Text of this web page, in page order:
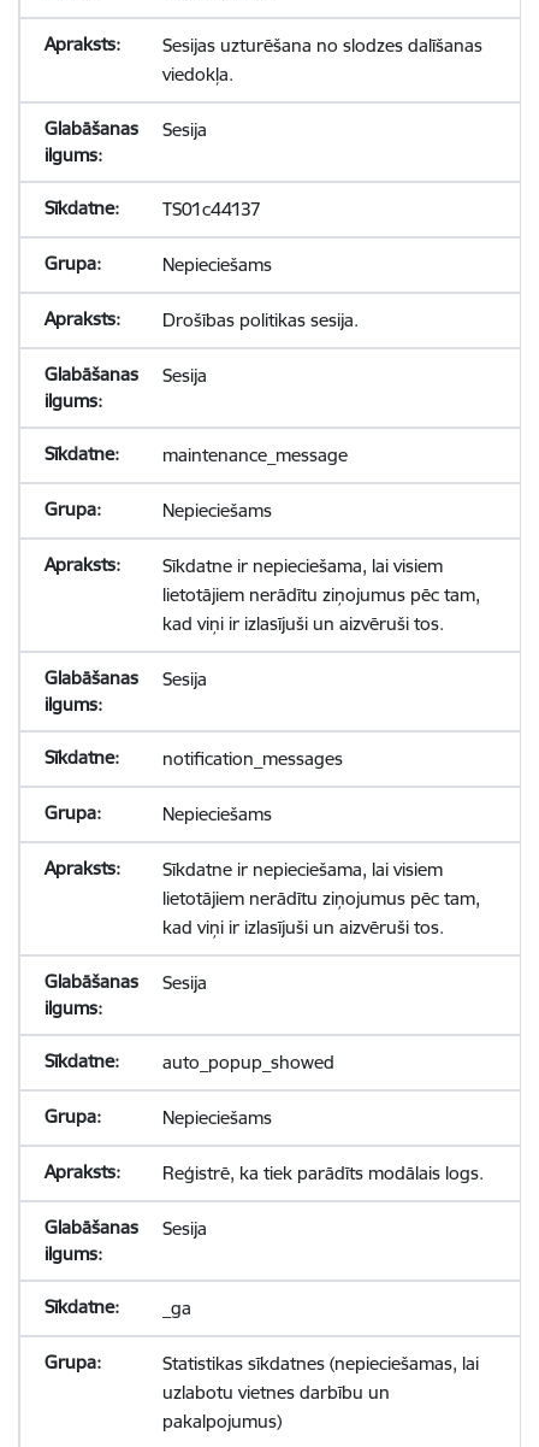
Sesijas uzturēšana no slodzes dalīšanas
viedokļa.
Sesija
TS01c44137
Nepieciešams
Drošības politikas sesija.
Sesija
maintenance_message
Nepieciešams
Sīkdatne ir nepieciešama, lai visiem
lietotājiem nerādītu ziņojumus pēc tam,
kad viņi ir izlasījuši un aizvēruši tos.
Sesija
notification_messages
Nepieciešams
Sīkdatne ir nepieciešama, lai visiem
lietotājiem nerādītu ziņojumus pēc tam,
kad viņi ir izlasījuši un aizvēruši tos.
Sesija
auto_popup_showed
Nepieciešams
Reģistrē, ka tiek parādīts modālais logs.
Sesija
_ga
Statistikas sīkdatnes (nepieciešamas, lai
uzlabotu vietnes darbību un
pakalpojumus)